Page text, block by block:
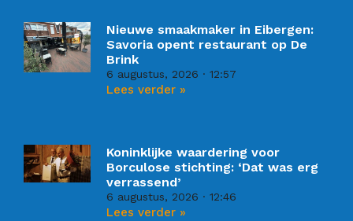
Nieuwe smaakmaker in Eibergen:
Savoria opent restaurant op De
Brink
6 augustus, 2026 12:57
Lees verder »
Koninklijke waardering voor
Borculose stichting: ‘Dat was erg
verrassend’
6 augustus, 2026 12:46
Lees verder »